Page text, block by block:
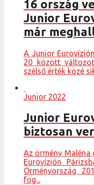
16 ország
Junior
már
A Junior
20 között
szélső érték közé
Junior 2022
Junior
biztosan
Az örmény
Eurovízión
Örményország
fog...